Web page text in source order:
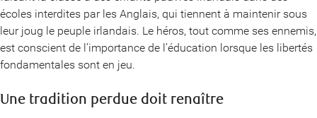
écoles interdites par les Anglais, qui tiennent à maintenir sous
leur joug le peuple irlandais. Le héros, tout comme ses ennemis,
est conscient de l’importance de l’éducation lorsque les libertés
fondamentales sont en jeu.
Une tradition perdue doit renaître